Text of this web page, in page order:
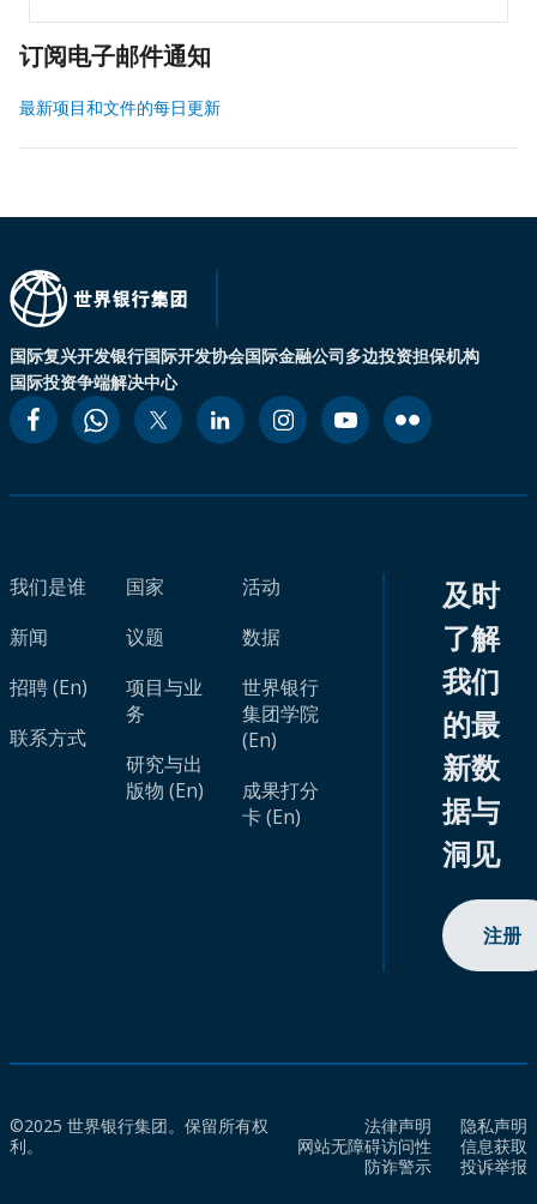
订阅电子邮件通知
最新项目和文件的每日更新
国际复兴开发银行国际开发协会国际金融公司多边投资担保机构
国际投资争端解决中心
我们是谁
新闻
招聘 (En)
联系方式
国家
议题
项目与业
务
研究与出
版物 (En)
活动
数据
世界银行
集团学院
(En)
成果打分
卡 (En)
及时
了解
我们
的最
新数
据与
洞见
注册
©2025 世界银行集团。保留所有权
利。
法律声明
隐私声明
网站无障碍访问性
信息获取
防诈警示
投诉举报